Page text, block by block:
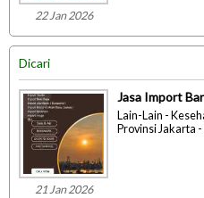
22 Jan 2026
Dicari
21 Jan 2026
Jasa Import
Lain-Lain -
Provinsi Jakarta